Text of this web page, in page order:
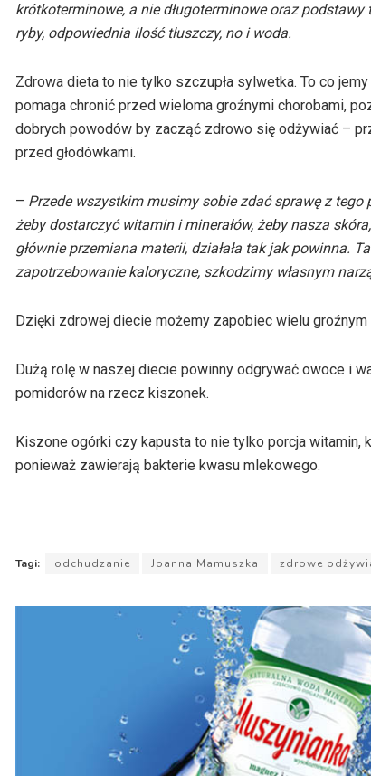
krótkoterminowe, a nie długoterminowe oraz
ryby, odpowiednia ilość tłuszczy, no i woda.
Zdrowa dieta to nie tylko szczupła sylwetka. To co
pomaga chronić przed wieloma groźnymi chorobami,
dobrych powodów by zacząć zdrowo się odżywiać –
przed głodówkami.
– Przede wszystkim musimy sobie zdać sprawę z tego
żeby dostarczyć witamin i minerałów, żeby nasza
głównie przemiana materii, działała tak jak powinna.
zapotrzebowanie kaloryczne, szkodzimy własnym
Dzięki zdrowej diecie możemy zapobiec wielu
Dużą rolę w naszej diecie powinny odgrywać owoce i
pomidorów na rzecz kiszonek.
Kiszone ogórki czy kapusta to nie tylko porcja witamin,
ponieważ zawierają bakterie kwasu mlekowego.
Tagi: odchudzanie Joanna Mamuszka zdrowe